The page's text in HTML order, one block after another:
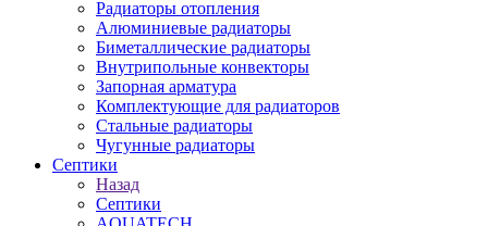
Радиаторы отопления
Алюминиевые радиаторы
Биметаллические радиаторы
Внутрипольные конвекторы
Запорная арматура
Комплектующие для радиаторов
Стальные радиаторы
Чугунные радиаторы
Септики
Назад
Септики